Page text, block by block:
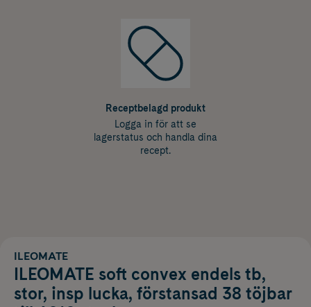
Receptbelagd produkt
Logga in för att se
lagerstatus och handla dina
recept.
ILEOMATE
ILEOMATE soft convex endels tb,
stor, insp lucka, förstansad 38 töjbar